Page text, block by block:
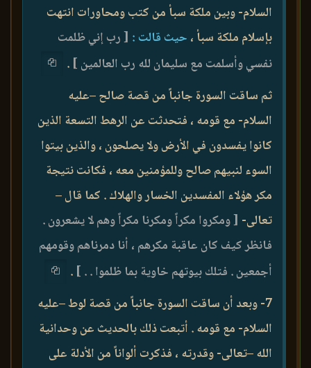
السلام- وبين ملكة سبأ من كتب ومحاورات انتهت
بإسلام ملكة سبأ ، حيث قالت : [ رب إني ظلمت
نفسي وأسلمت مع سليمان لله رب العالمين ] .
ثم ساقت السورة جانباً من قصة صالح –عليه
السلام- مع قومه ، فتحدثت عن الرهط التسعة الذين
كانوا يفسدون في الأرض ولا يصلحون ، والذين بيتوا
السوء لنبيهم صالح وللمؤمنين معه ، فكانت نتيجة
مكر هؤلاء المفسدين الخسار والهلاك . كما قال –
تعالى- [ ومكروا مكراً ومكرنا مكراً وهم لا يشعرون .
فانظر كيف كان عاقبة مكرهم ، أنا دمرناهم وقومهم
أجمعين . فتلك بيوتهم خاوية بما ظلموا . . ] .
7- وبعد أن ساقت السورة جانباً من قصة لوط –عليه
السلام- مع قومه . أتبعت ذلك بالحديث عن وحدانية
الله –تعالى- وقدرته ، فذكرت ألواناً من الأدلة على